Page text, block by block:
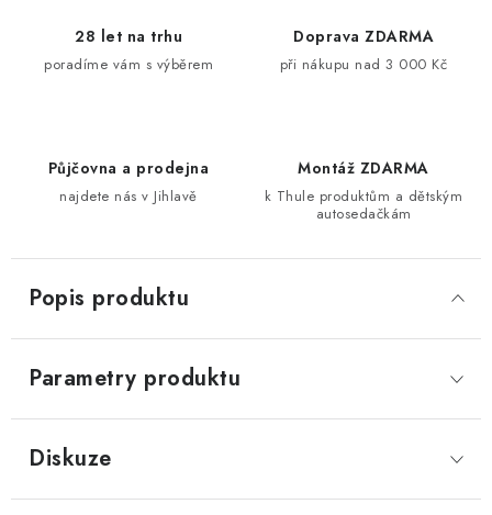
28 let na trhu
poradíme vám s výběrem
Doprava ZDARMA
při nákupu nad 3 000 Kč
Půjčovna a prodejna
najdete nás v Jihlavě
Montáž ZDARMA
k Thule produktům a dětským
autosedačkám
Popis produktu
Parametry produktu
Diskuze